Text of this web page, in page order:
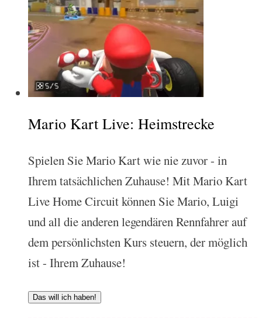
Mario Kart Live: Heimstrecke
Spielen Sie Mario Kart wie nie zuvor - in
Ihrem tatsächlichen Zuhause! Mit Mario Kart
Live Home Circuit können Sie Mario, Luigi
und all die anderen legendären Rennfahrer auf
dem persönlichsten Kurs steuern, der möglich
ist - Ihrem Zuhause!
Das will ich haben!